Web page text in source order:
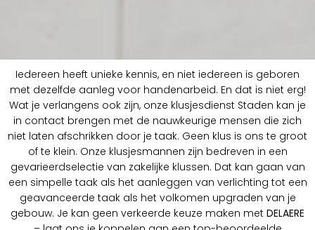
Iedereen heeft unieke kennis, en niet iedereen is geboren
met dezelfde aanleg voor handenarbeid. En dat is niet erg!
Wat je verlangens ook zijn, onze klusjesdienst Staden kan je
in contact brengen met de nauwkeurige mensen die zich
niet laten afschrikken door je taak. Geen klus is ons te groot
of te klein. Onze klusjesmannen zijn bedreven in een
gevarieerdselectie van zakelijke klussen. Dat kan gaan van
een simpelle taak als het aanleggen van verlichting tot een
geavanceerde taak als het volkomen upgraden van je
gebouw. Je kan geen verkeerde keuze maken met DELAERE